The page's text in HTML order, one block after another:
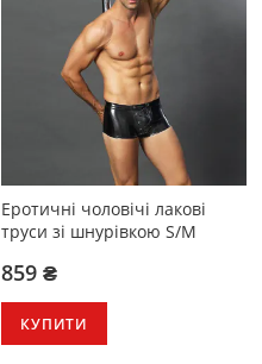
Еротичні чоловічі лакові
труси зі шнурівкою S/M
859 ₴
КУПИТИ